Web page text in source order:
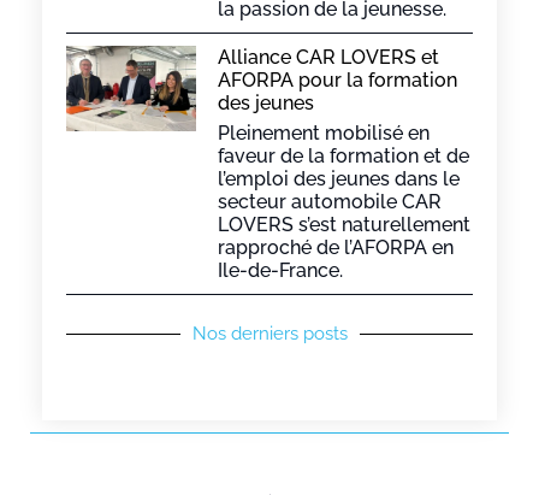
la passion de la jeunesse.
Alliance CAR LOVERS et
AFORPA pour la formation
des jeunes
Pleinement mobilisé en
faveur de la formation et de
l’emploi des jeunes dans le
secteur automobile CAR
LOVERS s’est naturellement
rapproché de l’AFORPA en
Ile-de-France.
Nos derniers posts